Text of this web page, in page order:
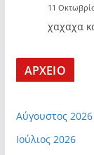
11
χαχαχα
ΑΡΧΕΙΟ
Αύγουστος 2026
Ιούλιος 2026